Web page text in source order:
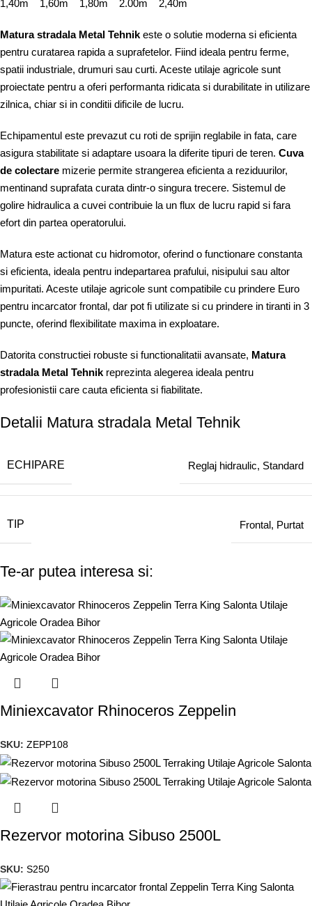
1,40m 1,60m 1,80m 2.00m 2,40m
Matura stradala Metal Tehnik este o solutie moderna si eficienta
pentru curatarea rapida a suprafetelor. Fiind ideala pentru ferme,
spatii industriale, drumuri sau curti. Aceste utilaje agricole sunt
proiectate pentru a oferi performanta ridicata si durabilitate in utilizare
zilnica, chiar si in conditii dificile de lucru.
Echipamentul este prevazut cu roti de sprijin reglabile in fata, care
asigura stabilitate si adaptare usoara la diferite tipuri de teren. Cuva
de colectare mizerie permite strangerea eficienta a reziduurilor,
mentinand suprafata curata dintr-o singura trecere. Sistemul de
golire hidraulica a cuvei contribuie la un flux de lucru rapid si fara
efort din partea operatorului.
Matura este actionat cu hidromotor, oferind o functionare constanta
si eficienta, ideala pentru indepartarea prafului, nisipului sau altor
impuritati. Aceste utilaje agricole sunt compatibile cu prindere Euro
pentru incarcator frontal, dar pot fi utilizate si cu prindere in tiranti in 3
puncte, oferind flexibilitate maxima in exploatare.
Datorita constructiei robuste si functionalitatii avansate, Matura
stradala Metal Tehnik reprezinta alegerea ideala pentru
profesionistii care cauta eficienta si fiabilitate.
Detalii Matura stradala Metal Tehnik
ECHIPARE Reglaj hidraulic, Standard
TIP Frontal, Purtat
Te-ar putea interesa si:
Miniexcavator Rhinoceros Zeppelin
SKU: ZEPP108
Rezervor motorina Sibuso 2500L
SKU: S250